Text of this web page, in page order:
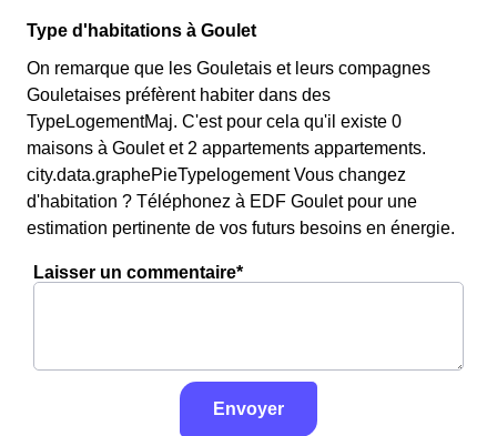
Type d'habitations à Goulet
On remarque que les Gouletais et leurs compagnes
Gouletaises préfèrent habiter dans des
TypeLogementMaj. C'est pour cela qu'il existe 0
maisons à Goulet et 2 appartements appartements.
city.data.graphePieTypelogement Vous changez
d'habitation ? Téléphonez à EDF Goulet pour une
estimation pertinente de vos futurs besoins en énergie.
Laisser un commentaire*
Envoyer